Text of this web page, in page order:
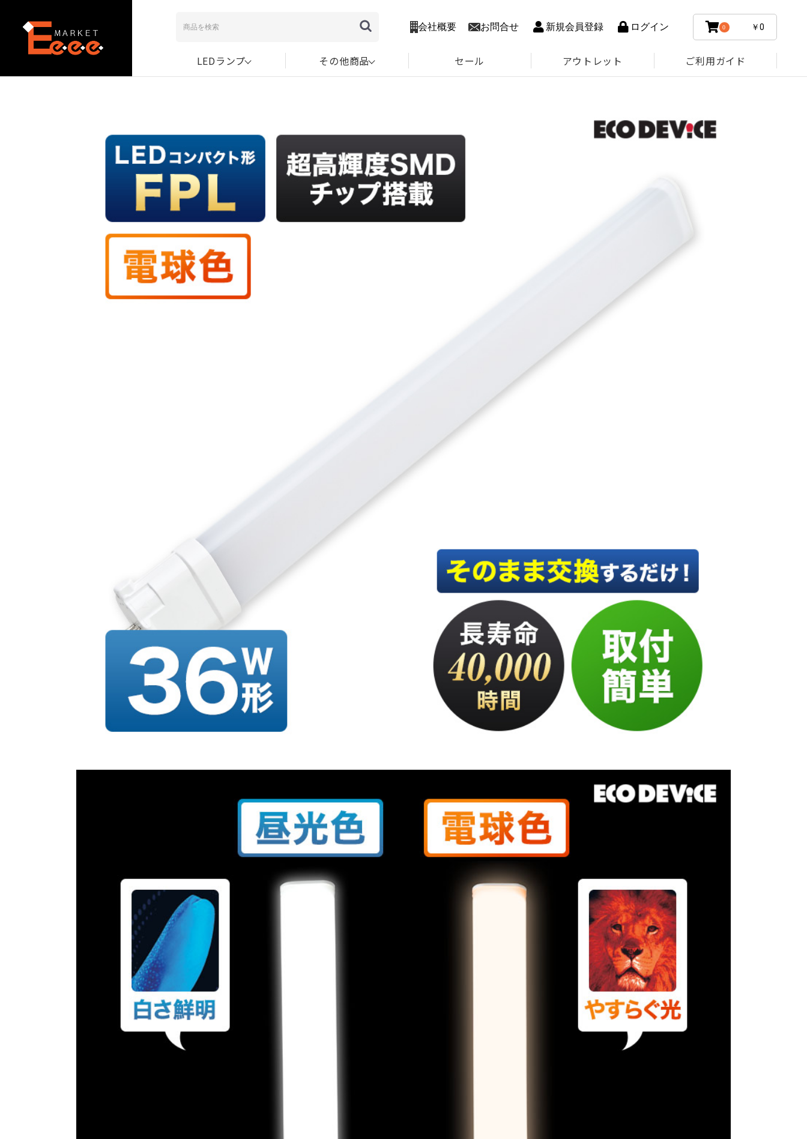
会社概要 お問合せ 新規会員登録 ログイン 0 ￥0
LEDランプ その他商品 セール アウトレット ご利用ガイド